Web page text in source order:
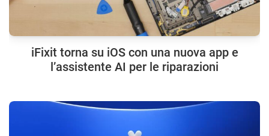
iFixit torna su iOS con una nuova app e
l’assistente AI per le riparazioni